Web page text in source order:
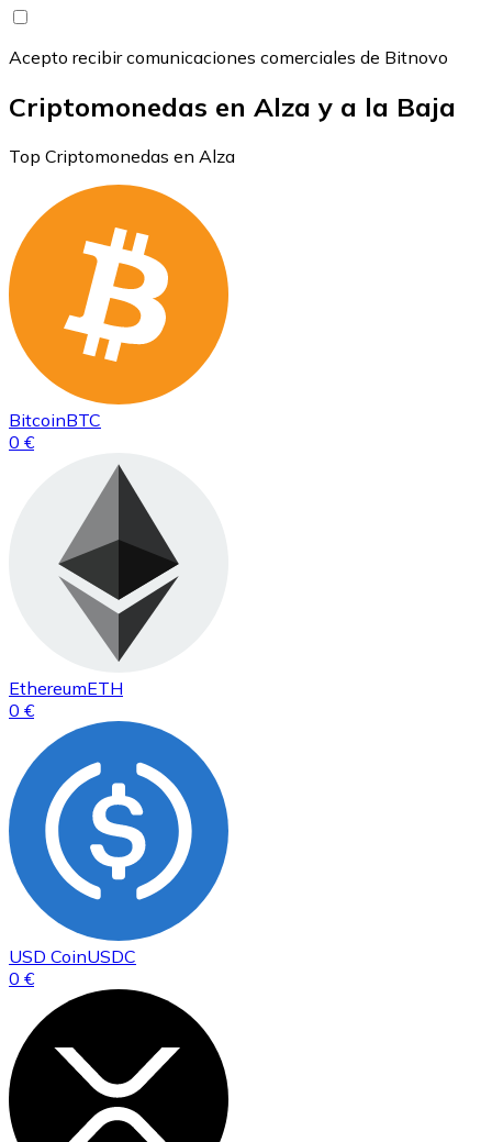
Acepto recibir comunicaciones comerciales de Bitnovo
Criptomonedas en Alza y a la Baja
Top Criptomonedas en Alza
BitcoinBTC
0 €
EthereumETH
0 €
USD CoinUSDC
0 €